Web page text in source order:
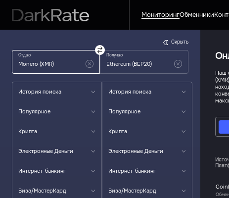
МониторингОбменники
Отдаю Получаю
История поиска
Популярное
Крипта
Электронные Деньги
Интернет-банкинг
Виза/МастерКард
История поиска
Популярное
Крипта
Электронные Деньги
Интернет-банкинг
Виза/МастерКард
Скрыть
Наш